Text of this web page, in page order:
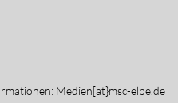
Medien[at}msc-elbe.de